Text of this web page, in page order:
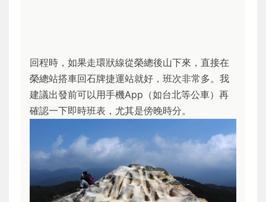
回程時，如果走環狀線從榮總後山下來，直接在
榮總站搭車回石牌捷運站就好，班次非常多。我
建議出發前可以用手機App（如台北等公車）再
確認一下即時班表，尤其是傍晚時分。